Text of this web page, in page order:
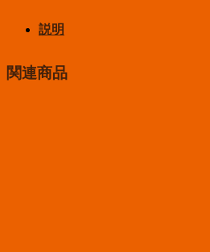
説明
関連商品